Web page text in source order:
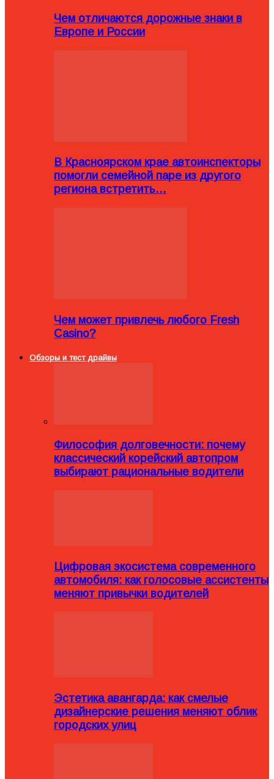
Чем отличаются дорожные знаки в
Европе и России
В Красноярском крае автоинспекторы
помогли семейной паре из другого
региона встретить…
Чем может привлечь любого Fresh
Casino?
Обзоры и тест драйвы
Философия долговечности: почему
классический корейский автопром
выбирают рациональные водители
Цифровая экосистема современного
автомобиля: как голосовые ассистенты
меняют привычки водителей
Эстетика авангарда: как смелые
дизайнерские решения меняют облик
городских улиц